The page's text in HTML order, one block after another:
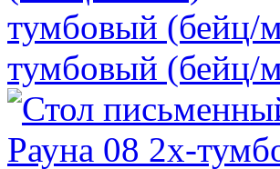
тумбовый (бейц/
тумбовый (бейц/